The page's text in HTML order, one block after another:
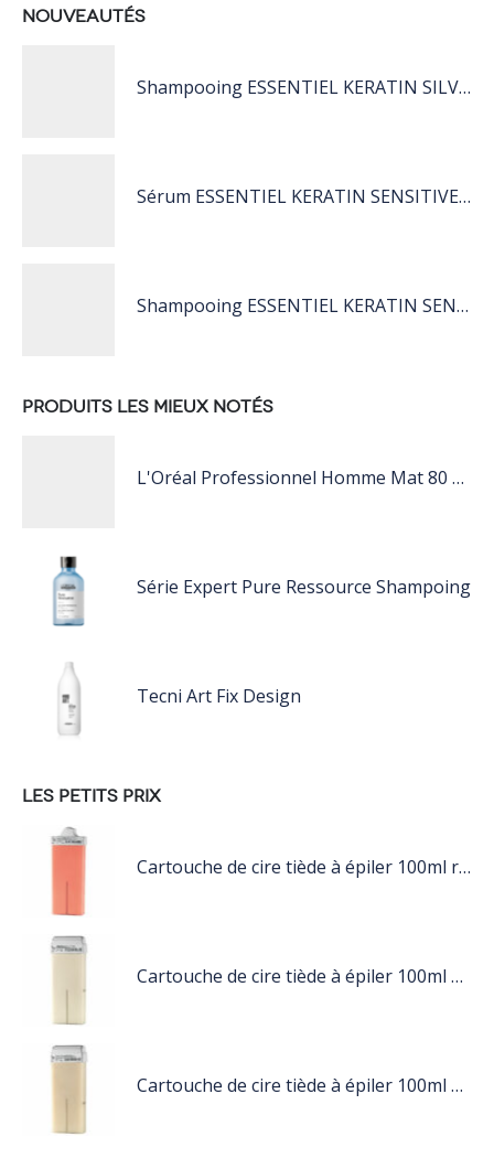
NOUVEAUTÉS
Shampooing ESSENTIEL KERATIN SILVER 250ML
Sérum ESSENTIEL KERATIN SENSITIVE 40 ML
Shampooing ESSENTIEL KERATIN SENSITIVE 1L
PRODUITS LES MIEUX NOTÉS
L'Oréal Professionnel Homme Mat 80 ML
Série Expert Pure Ressource Shampoing
Tecni Art Fix Design
LES PETITS PRIX
Cartouche de cire tiède à épiler 100ml rose
Cartouche de cire tiède à épiler 100ml blanc
Cartouche de cire tiède à épiler 100ml nacré